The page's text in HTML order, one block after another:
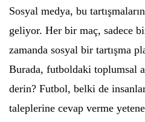
Sosyal medya, bu
geliyor. Her bir maç, sadece
zamanda sosyal bir tartışma
Burada, futboldaki toplumsal
derin? Futbol, belki de
taleplerine cevap verme